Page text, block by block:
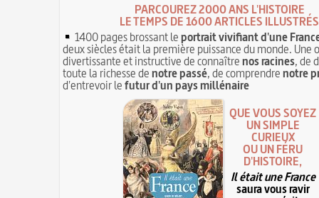
PARCOUREZ 2000 ANS L'HISTOIRE
LE TEMPS DE 1600 ARTICLES ILLUSTRÉS
1400 pages brossant leportrait vivifiant d'une
deux siècles était la première puissance du monde. Une
divertissante et instructive de connaîtrenos racines, de
toute la richesse denotre passé, de comprendrenotre
d'entrevoir lefutur d'un pays millénaire
QUE VOUS SOYEZ
UN SIMPLE
CURIEUX
OU UN FÉRU
D'HISTOIRE,
Il était une France
saura vous ravir